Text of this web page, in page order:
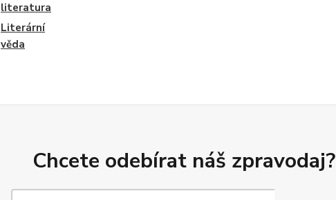
literatura
Literární
věda
Chcete odebírat náš zpravodaj?